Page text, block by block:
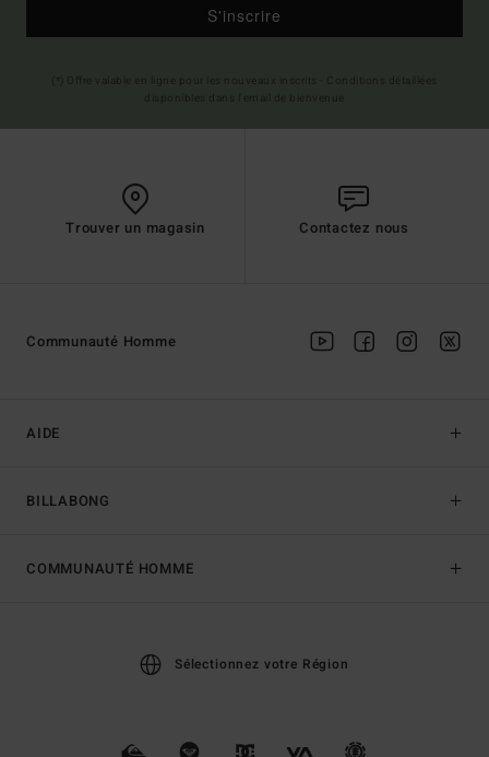
S'inscrire
Trouver un magasin Contactez nous
AIDE
BILLABONG
Communauté Homme
COMMUNAUTÉ HOMME
Sélectionnez votre Région